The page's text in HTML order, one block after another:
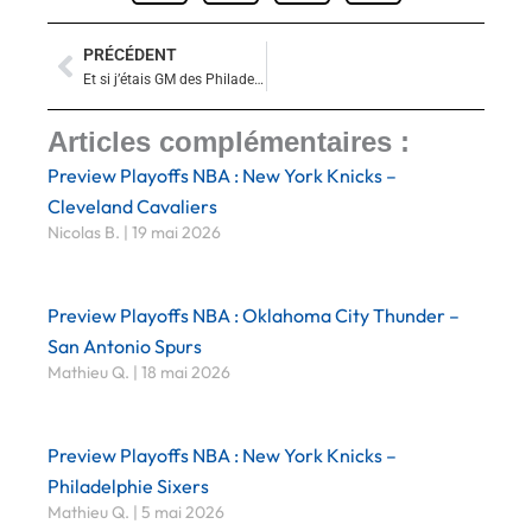
Précédent
PRÉCÉDENT
Et si j’étais GM des Philadelphie Sixers pour la saison 2026-2027 ?
Articles complémentaires :
Preview Playoffs NBA : New York Knicks –
Cleveland Cavaliers
Nicolas B. 19 mai 2026
Preview Playoffs NBA : Oklahoma City Thunder –
San Antonio Spurs
Mathieu Q. 18 mai 2026
Preview Playoffs NBA : New York Knicks –
Philadelphie Sixers
Mathieu Q. 5 mai 2026